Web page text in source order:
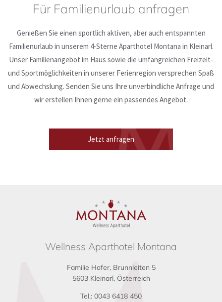
Für Familienurlaub anfragen
Genießen Sie einen sportlich aktiven, aber auch entspannten
Familienurlaub in unserem 4-Sterne Aparthotel Montana in Kleinarl.
Unser Familienangebot im Haus sowie die umfangreichen Freizeit-
und Sportmöglichkeiten in unserer Ferienregion versprechen Spaß
und Abwechslung. Senden Sie uns Ihre unverbindliche Anfrage und
wir erstellen Ihnen gerne ein passendes Angebot.
Jetzt anfragen
Wellness Aparthotel Montana
Familie Hofer, Brunnleiten 5
5603 Kleinarl, Österreich
Tel.: 0043 6418 450